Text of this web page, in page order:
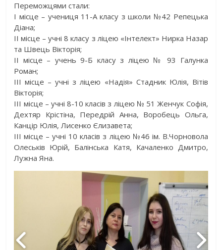
Переможцями стали:
І місце – учениця 11-А класу з школи №42 Репецька
Діана;
ІІ місце – учні 8 класу з ліцею «Інтелект» Нирка Назар
та Швець Вікторія;
ІІ місце – учень 9-Б класу з ліцею № 93 Галунка
Роман;
ІІІ місце – учні з ліцею «Надія» Стадник Юлія, Вітів
Вікторія;
ІІІ місце – учні 8-10 класів з ліцею № 51 Женчук Софія,
Дехтяр Крістіна, Передрій Анна, Воробець Ольга,
Канцір Юлія, Лисенко Єлизавета;
ІІІ місце – учні 10 класів з ліцею №46 ім. В.Чорновола
Олеськів Юрій, Балінська Катя, Качаленко Дмитро,
Лужна Яна.